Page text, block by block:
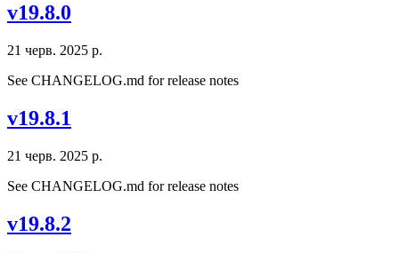
v19.8.0
21 черв. 2025 р.
See CHANGELOG.md for release notes
v19.8.1
21 черв. 2025 р.
See CHANGELOG.md for release notes
v19.8.2